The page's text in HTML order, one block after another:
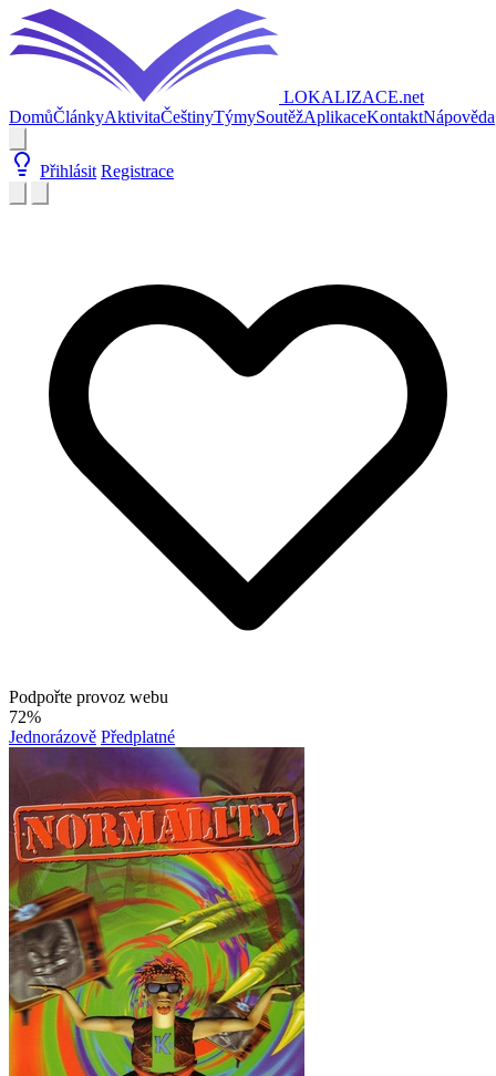
LOKALIZACE.net
DomůČlánkyAktivitaČeštinyTýmySoutěžAplikaceKontaktNápověda
Přihlásit Registrace
Podpořte provoz webu
72%
Jednorázově Předplatné